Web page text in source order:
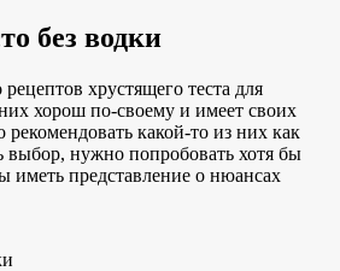
без водки
хрустящего теста для
хорош по-своему и имеет своих
какой-то из них как
выбор, нужно попробовать хотя бы
иметь представление о нюансах